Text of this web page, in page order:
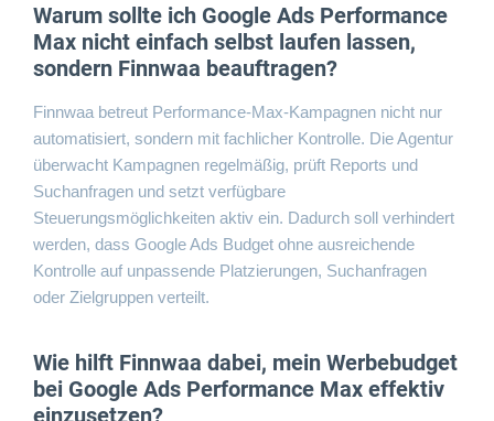
Warum sollte ich Google Ads Performance
Max nicht einfach selbst laufen lassen,
sondern Finnwaa beauftragen?
Finnwaa betreut Performance-Max-Kampagnen nicht nur
automatisiert, sondern mit fachlicher Kontrolle. Die Agentur
überwacht Kampagnen regelmäßig, prüft Reports und
Suchanfragen und setzt verfügbare
Steuerungsmöglichkeiten aktiv ein. Dadurch soll verhindert
werden, dass Google Ads Budget ohne ausreichende
Kontrolle auf unpassende Platzierungen, Suchanfragen
oder Zielgruppen verteilt.
Wie hilft Finnwaa dabei, mein Werbebudget
bei Google Ads Performance Max effektiv
einzusetzen?